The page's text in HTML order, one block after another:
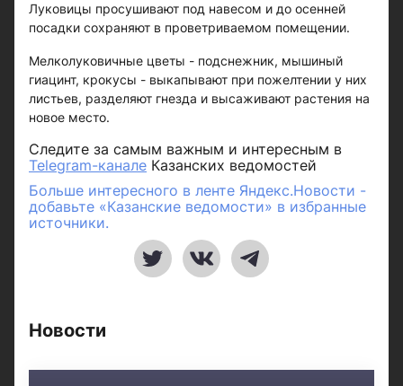
Луковицы просушивают под навесом и до осенней
посадки сохраняют в проветриваемом помещении.
Мелколуковичные цветы - подснежник, мышиный
гиацинт, крокусы - выкапывают при пожелтении у них
листьев, разделяют гнезда и высаживают растения на
новое место.
Следите за самым важным и интересным в
Telegram-канале Казанских ведомостей
Больше интересного в ленте Яндекс.Новости -
добавьте «Казанские ведомости» в избранные
источники.
Новости